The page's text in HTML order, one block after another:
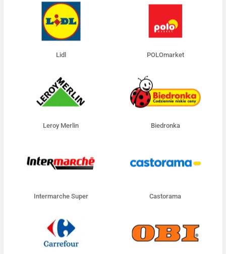
Lidl POLOmarket
Leroy Merlin Biedronka
Intermarche Super Castorama